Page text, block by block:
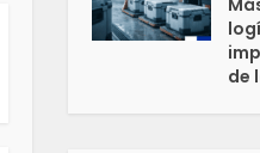
de